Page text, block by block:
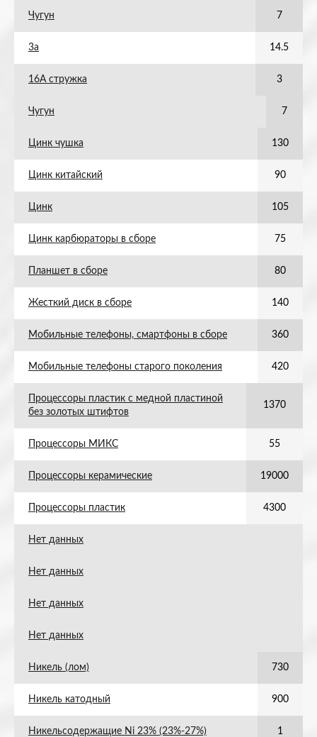
Чугун 7
3а 14.5
16А стружка 3
Чугун 7
Цинк чушка 130
Цинк китайский 90
Цинк 105
Цинк карбюраторы в сборе 75
Планшет в сборе 80
Жесткий диск в сборе 140
Мобильные телефоны, смартфоны в сборе 360
Мобильные телефоны старого поколения 420
Процессоры пластик с медной пластиной
без золотых штифтов
1370
Процессоры МИКС 55
Процессоры керамические 19000
Процессоры пластик 4300
Нет данных
Нет данных
Нет данных
Нет данных
Никель (лом) 730
Никель катодный 900
Никельсодержащие Ni 23% (23%-27%) 1